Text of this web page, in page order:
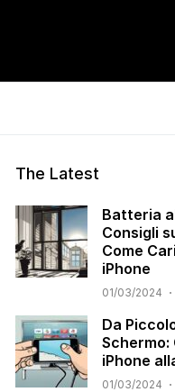
The Latest
Batteria
Consigli
Come
iPhone
01/03/2024
Da
Schermo:
iPhone
01/03/2024